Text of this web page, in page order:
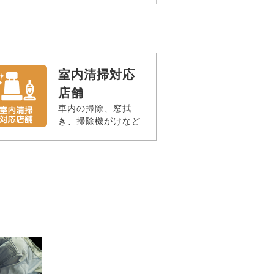
室内清掃対応
店舗
車内の掃除、窓拭
き、掃除機がけなど